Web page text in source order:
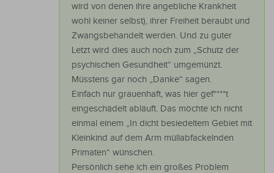
wird von denen ihre angebliche Krankheit
wohl keiner selbst), ihrer Freiheit beraubt und
Zwangsbehandelt werden. Und zu guter
Letzt wird dies auch noch zum „Schutz der
psychischen Gesundheit“ umgemünzt.
Müsstens gar noch „Danke“ sagen.
Einfach nur grauenhaft, was hier gef****t
eingeschädelt abläuft. Das möchte ich nicht
einmal einem „In dicht besiedeltem Gebiet mit
Kleinkind auf dem Arm müllabfackelnden
Primaten“ wünschen.
Persönlich sehe ich ein großes Problem